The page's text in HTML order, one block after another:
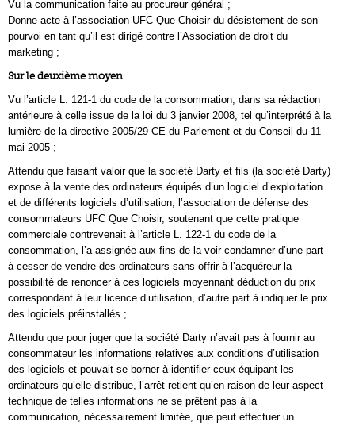
Vu la communication faite au procureur général ;
Donne acte à l’association UFC Que Choisir du désistement de son
pourvoi en tant qu’il est dirigé contre l’Association de droit du
marketing ;
Sur le deuxième moyen
Vu l’article L. 121-1 du code de la consommation, dans sa rédaction
antérieure à celle issue de la loi du 3 janvier 2008, tel qu’interprété à la
lumière de la directive 2005/29 CE du Parlement et du Conseil du 11
mai 2005 ;
Attendu que faisant valoir que la société Darty et fils (la société Darty)
expose à la vente des ordinateurs équipés d’un logiciel d’exploitation
et de différents logiciels d’utilisation, l’association de défense des
consommateurs UFC Que Choisir, soutenant que cette pratique
commerciale contrevenait à l’article L. 122-1 du code de la
consommation, l’a assignée aux fins de la voir condamner d’une part
à cesser de vendre des ordinateurs sans offrir à l’acquéreur la
possibilité de renoncer à ces logiciels moyennant déduction du prix
correspondant à leur licence d’utilisation, d’autre part à indiquer le prix
des logiciels préinstallés ;
Attendu que pour juger que la société Darty n’avait pas à fournir au
consommateur les informations relatives aux conditions d’utilisation
des logiciels et pouvait se borner à identifier ceux équipant les
ordinateurs qu’elle distribue, l’arrêt retient qu’en raison de leur aspect
technique de telles informations ne se prêtent pas à la
communication, nécessairement limitée, que peut effectuer un